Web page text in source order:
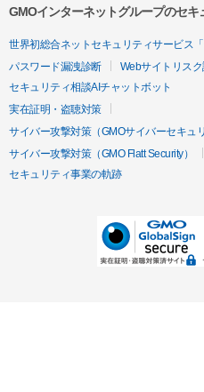
GMOインターネットグループのセキ
世界初総合ネットセキュリティサービス「
パスワード漏洩診断
Webサイトリス
セキュリティ相談AIチャットボット
実在証明・盗聴対策
サイバー攻撃対策（GMOサイバーセキュ
サイバー攻撃対策（GMO Flatt Security）
セキュリティ事業の軌跡